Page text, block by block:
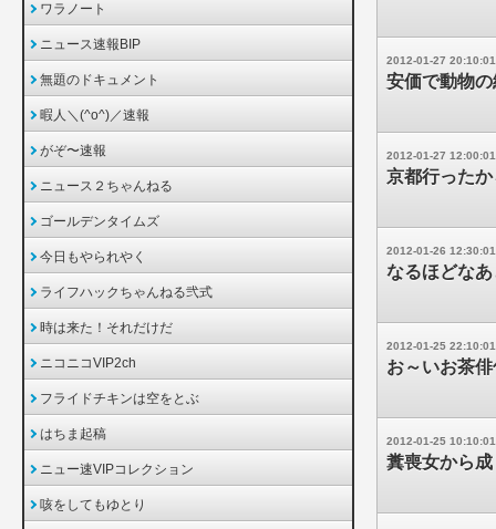
2012-01-27 20:10:01
安価で動物
2012-01-27 12:00:01
京都行った
2012-01-26 12:30:01
なるほどな
2012-01-25 22:10:01
お～いお茶
2012-01-25 10:10:01
糞喪女から
ワラノート
ニュース速報BIP
無題のドキュメント
暇人＼(^o^)／速報
がぞ〜速報
ニュース２ちゃんねる
ゴールデンタイムズ
今日もやられやく
ライフハックちゃんねる弐式
時は来た！それだけだ
ニコニコVIP2ch
フライドチキンは空をとぶ
はちま起稿
ニュー速VIPコレクション
咳をしてもゆとり